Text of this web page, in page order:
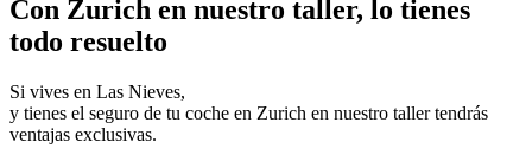
Con Zurich en nuestro taller, lo tienes
todo resuelto
Si vives en Las Nieves,
y tienes el seguro de tu coche en Zurich en nuestro taller tendrás
ventajas exclusivas.